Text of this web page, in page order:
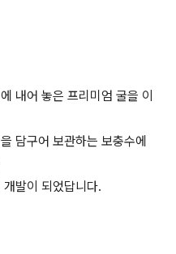
내어 놓은 프리미엄 굴을 이
담구어 보관하는 보충수에
발이 되었답니다.